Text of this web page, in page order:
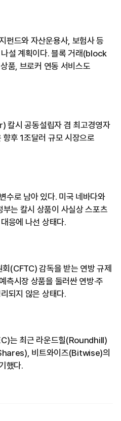
펀드와 자산운용사, 보험사 등
설 계획이다. 블록 거래(block
품, 브로커 연동 서비스도
시 공동설립자 겸 최고경영자
후 1조달러 규모 시장으로
수로 남아 있다. 미국 네바다와
는 칼시 상품이 사실상 스포츠
응에 나선 상태다.
(CFTC) 감독을 받는 연방 규제
측시장 상품을 둘러싼 연방·주
되지 않은 상태다.
는 최근 라운드힐(Roundhill)
비트와이즈(Bitwise)의
했다.